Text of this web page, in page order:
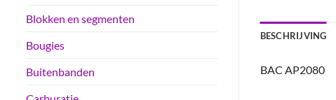
Blokken en segmenten
Bougies
Buitenbanden
BESCHRIJVING
BAC AP2080